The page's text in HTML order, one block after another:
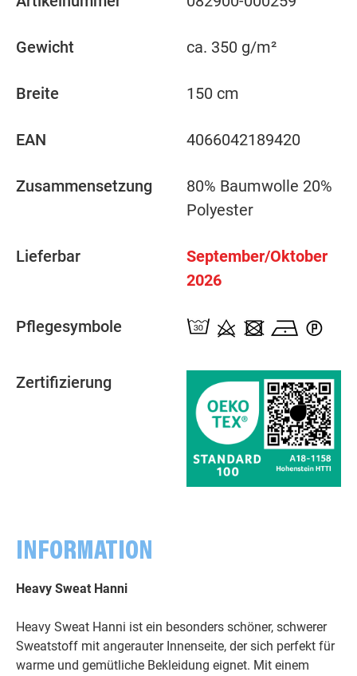
Gewicht ca. 350 g/m²
Breite 150 cm
EAN 4066042189420
Zusammensetzung
80% Baumwolle 20%
Polyester
Lieferbar
September/Oktober
2026
Pflegesymbole
Zertifizierung
INFORMATION
Heavy Sweat Hanni
Heavy Sweat Hanni ist ein besonders schöner, schwerer
Sweatstoff mit angerauter Innenseite, der sich perfekt für
warme und gemütliche Bekleidung eignet. Mit einem